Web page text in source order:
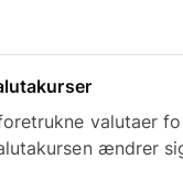
valutaer
ændrer